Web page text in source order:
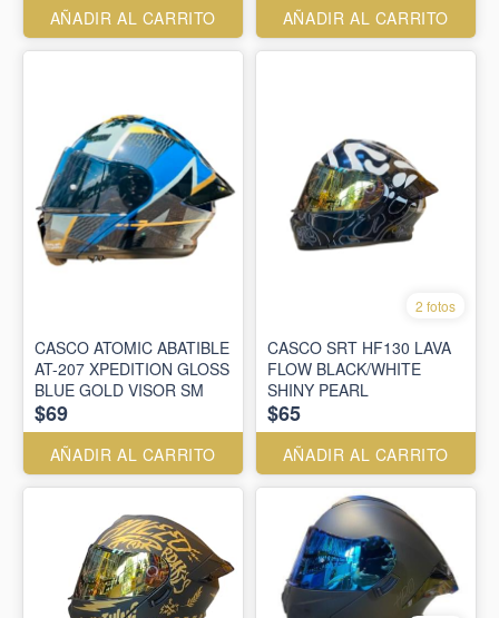
AÑADIR AL CARRITO AÑADIR AL CARRITO
CASCO ATOMIC ABATIBLE
AT-207 XPEDITION GLOSS
BLUE GOLD VISOR SM
$69
AÑADIR AL CARRITO
2 fotos
CASCO SRT HF130 LAVA
FLOW BLACK/WHITE
SHINY PEARL
$65
AÑADIR AL CARRITO